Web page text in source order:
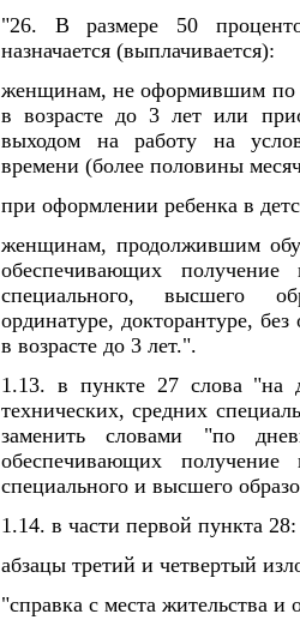
"26. В размере 50
назначается (выплачивается):
женщинам, не оформившим по
в возрасте до 3 лет или
выходом на работу на
времени (более половины
при оформлении ребенка в
женщинам, продолжившим
обеспечивающих получение
специального, высшего
ординатуре, докторантуре,
в возрасте до 3 лет.".
1.13. в пункте 27 слова "на
технических, средних
заменить словами "по
обеспечивающих получение
специального и высшего
1.14. в части первой пункта 28:
абзацы третий и четвертый
"справка с места жительства и